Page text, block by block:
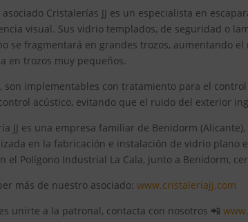
Cristalerías JJ es un especialista en
visual. Sus vidrio templados, de seguridad o
se fragmentará en grandes trozos, aumentando
en trozos muy pequeños.
son implementables con tratamiento para el
acústico, evitando que el ruido del exterior
JJ es una empresa familiar de Benidorm
en la fabricación e instalación de vidrio plano
el Polígono Industrial La Cala, junto a Benidorm,
más de nuestro asociado:www.cristaleriajj.com
unirte a la patronal, contacta con nosotros 📲